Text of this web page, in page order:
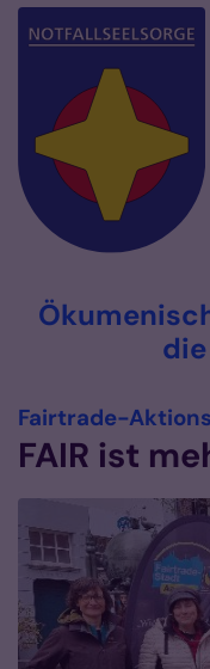
Zum Inhalt springen
Fairtrade-
FAIR ist